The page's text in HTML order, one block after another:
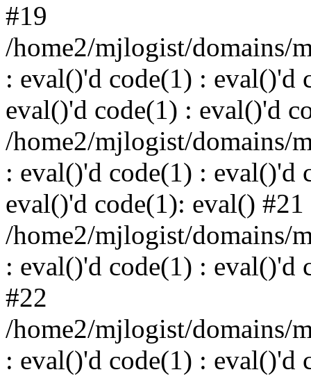
#19
/home2/mjlogist/domains/
: eval()'d code(1) : eval()'d
eval()'d code(1) : eval()'d
/home2/mjlogist/domains/
: eval()'d code(1) : eval()'d
eval()'d code(1): eval() #21
/home2/mjlogist/domains/
: eval()'d code(1) : eval()'d
#22
/home2/mjlogist/domains/
: eval()'d code(1) : eval()'d